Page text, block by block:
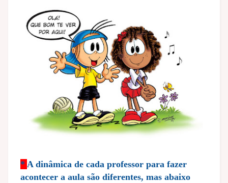
* A dinâmica de cada professor para fazer
acontecer a aula são diferentes, mas abaixo